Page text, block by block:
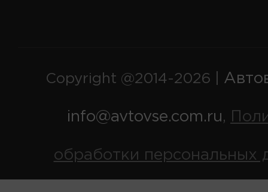
Copyright @2014-2026 |
info@avtovse.com.ru,
обработки персональных